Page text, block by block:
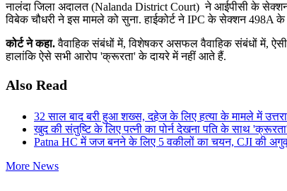
नालंदा जिला अदालत (Nalanda District Court) ने आईपीसी के
विबेक चौधरी ने इस मामले को सुना. हाईकोर्ट ने IPC के सेक्शन 498A
कोर्ट ने कहा.वैवाहिक संबंधों में, विशेषकर असफल वैवाहिक संबंधों में, ऐसी
हालांकि ऐसे सभी आरोप 'क्रूरता' के दायरे में नहीं आते हैं.
Also Read
32 साल बाद बरी हुआ शख्स, दहेज के लिए हत्या के मामले में
खुद की संतुष्टि के लिए पत्नी का पोर्न देखना पति के साथ
Patna HC में जज बनने के लिए 5 वकीलों का चयन, CJI की
More News